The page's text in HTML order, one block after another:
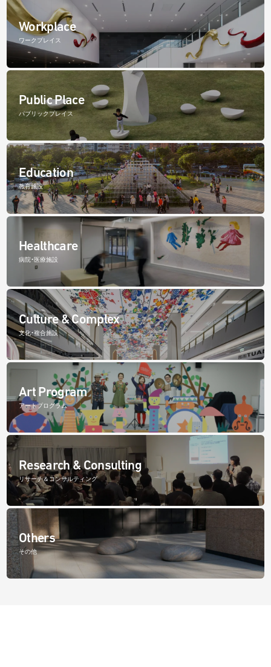
Workplace
ワークプレイス
Public Place
パブリックプレイス
Education
教育施設
Healthcare
病院・医療施設
Culture & Complex
文化・複合施設
Art Program
アートプログラム
Research & Consulting
リサーチ＆コンサルティング
Others
その他